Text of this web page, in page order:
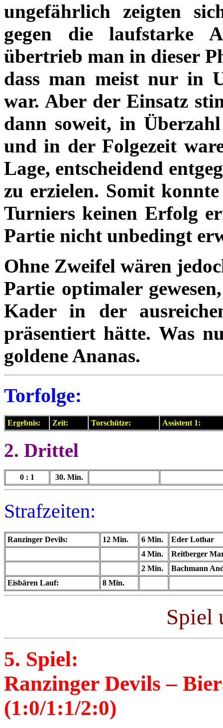
ungefährlich zeigten
gegen die laufstarke
übertrieb man in dieser
dass man meist nur in
war. Aber der Einsatz
dann soweit, in
und in der Folgezeit
Lage, entscheidend
zu erzielen. Somit
Turniers keinen Erfolg
Partie nicht unbedingt
Ohne Zweifel wären
Partie optimaler
Kader in der
präsentiert hätte. Was
goldene Ananas.
Torfolge:
Ergebnis: Zeit: Torschütze: Assistent 1:
2. Drittel
0 : 1 30. Min.
Strafzeiten:
Ranzinger Devils: 12 Min. 6 Min.
Eder Lothar
4 Min.
Reitberger
2 Min.
Bachmann
Eisbären Lauf:
8 Min.
Spiel
5. Spiel:
Ranzinger Devils –
(1:0/1:1/2:0)